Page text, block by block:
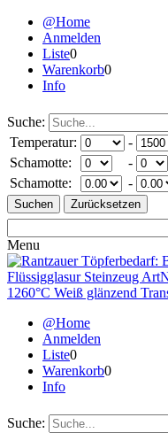
@Home
Anmelden
Liste0
Warenkorb0
Info
Suche:
Temperatur:
-
Schamotte:
-
Schamotte:
-
Menu
@Home
Anmelden
Liste0
Warenkorb0
Info
Suche: